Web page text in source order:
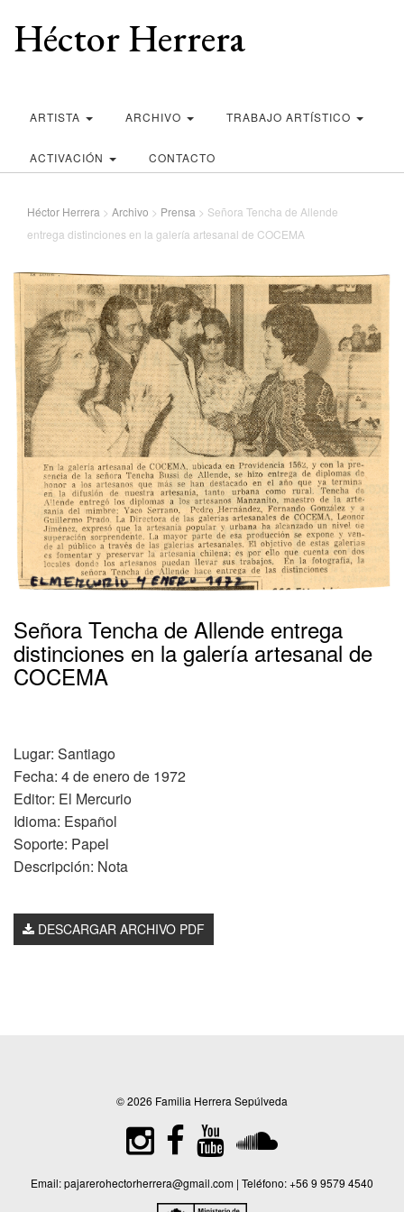
Héctor Herrera
ARTISTA ARCHIVO TRABAJO ARTÍSTICO
ACTIVACIÓN CONTACTO
Héctor Herrera > Archivo > Prensa > Señora Tencha de Allende
entrega distinciones en la galería artesanal de COCEMA
Señora Tencha de Allende entrega
distinciones en la galería artesanal de
COCEMA
Lugar: Santiago
Fecha: 4 de enero de 1972
Editor: El Mercurio
Idioma: Español
Soporte: Papel
Descripción: Nota
DESCARGAR ARCHIVO PDF
© 2026 Familia Herrera Sepúlveda
Email:pajarerohectorherrera@gmail.com | Teléfono:+56 9 9579 4540